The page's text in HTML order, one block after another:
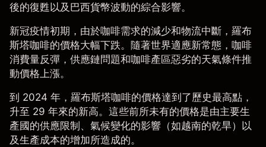
後的復甦以及巴西貨幣波動的綜合影響。
新冠疫情初期，由於咖啡需求的減少和物流中斷，羅布
斯塔咖啡的價格大幅下跌。隨著世界適應新常態，咖啡
消費量反彈，供應鏈問題和咖啡產區惡劣的天氣條件推
動價格上漲。
到 2024 年， 羅布斯塔咖啡的價格達到了歷史最高點，
升至 29 年來的新高。這些前所未有的價格是由主要生
產國的供應限制、氣候變化的影響（如越南的乾旱）以
及生產成本的增加所造成的。